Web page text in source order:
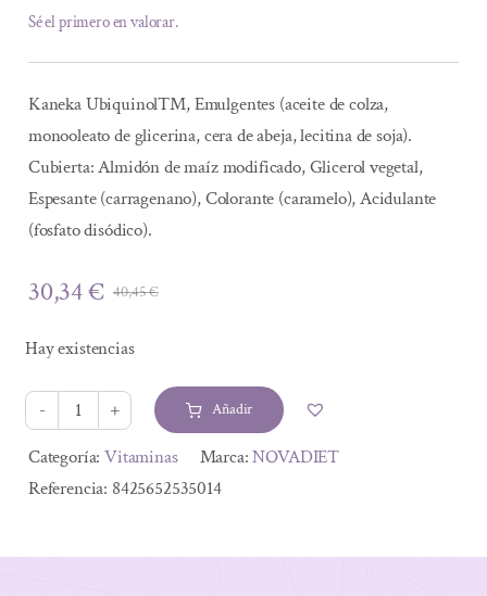
Sé el primero en valorar.
Kaneka Ubiquinol™, Emulgentes (aceite de colza,
monooleato de glicerina, cera de abeja, lecitina de soja).
Cubierta: Almidón de maíz modificado, Glicerol vegetal,
Espesante (carragenano), Colorante (caramelo), Acidulante
(fosfato disódico).
40,45€El
era:
40,45 €.
30,34€
El
es:
30,34 €.
Hay existencias
UBIQUINOL
100
mg
Añadir
Alternative:
Categoría:Vitaminas Marca:NOVADIET
Referencia: 8425652535014